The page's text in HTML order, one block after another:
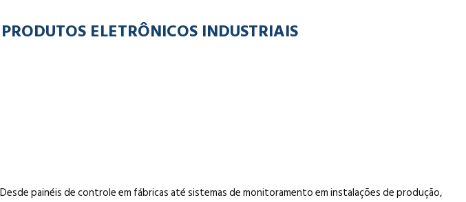
ELETRÔNICOS INDUSTRIAIS
painéis de controle em fábricas até sistemas de monitoramento em instalações de produção,